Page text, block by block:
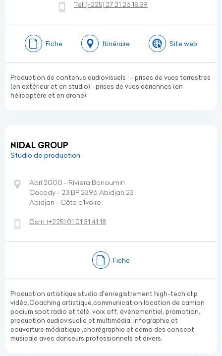
Tel:(+225) 27 21 26 15 39
Fiche Itinéraire Site web
Production de contenus audiovisuels : - prises de vues terrestres
(en extérieur et en studio) - prises de vues aériennes (en
hélicoptère et en drone)
NIDAL GROUP
Studio de production
Abri 2000 - Riviera Bonoumin
Cocody - 23 BP 2396 Abidjan 23
Abidjan - Côte d’Ivoire
Gsm:(+225) 01 01 31 41 18
Fiche
Production artistique,studio d'enregistrement high-tech,clip
vidéo,Coaching artistique,communication,location de camion
podium,spot radio et télé, voix off, événementiel, promotion,
production audiovisuelle et multimédia, infographie et
couverture médiatique ,chorégraphie et démo des concept
musicale avec danseurs professionnels et divers.